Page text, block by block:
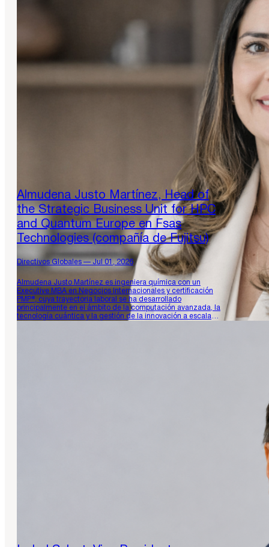
Almudena Justo Martínez, Head of
the Strategic Business Unit for HPC
and Quantum Europe en Fsas
Technologies (compañía de Fujitsu)
Directivos Globales — Jul 01, 2026
Almudena Justo Martínez es ingeniera química con un
Executive MBA en Negocios Internacionales y certificación
PMP®, cuya trayectoria laboral se ha desarrollado
principalmente en el ámbito de la computación avanzada, la
tecnología cuántica y la gestión de la innovación a escala